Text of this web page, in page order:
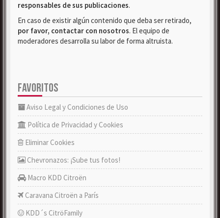
responsables de sus publicaciones.
En caso de existir algún contenido que deba ser retirado,
por favor, contactar con nosotros. El equipo de
moderadores desarrolla su labor de forma altruista.
FAVORITOS
Aviso Legal y Condiciones de Uso
Política de Privacidad y Cookies
Eliminar Cookies
Chevronazos: ¡Sube tus fotos!
Macro KDD Citroën
Caravana Citroën a París
KDD´s CitröFamily